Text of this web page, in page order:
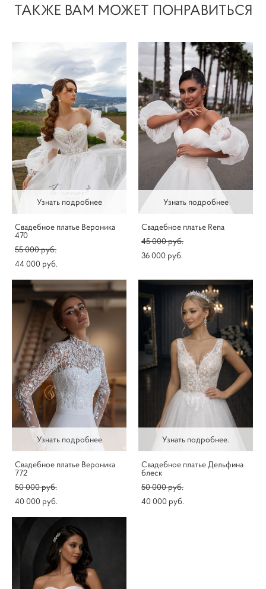
ТАКЖЕ ВАМ МОЖЕТ ПОНРАВИТЬСЯ
Узнать подробнее
Свадебное платье Вероника
470
55 000 pуб.
44 000 pуб.
Узнать подробнее
Свадебное платье Rena
45 000 pуб.
36 000 pуб.
Узнать подробнее
Свадебное платье Вероника
772
50 000 pуб.
40 000 pуб.
Узнать подробнее.
Свадебное платье Дельфина
блеск
50 000 pуб.
40 000 pуб.